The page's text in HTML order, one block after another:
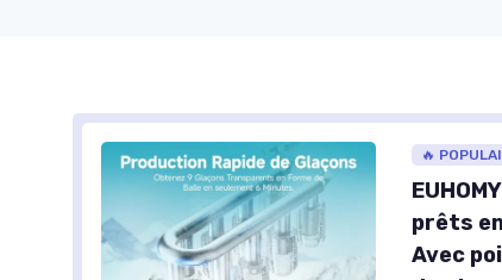
🔥
prêts
Avec